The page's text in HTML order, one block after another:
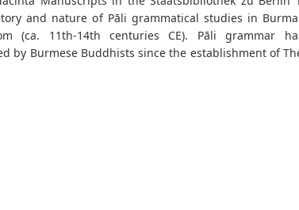
and nature of Pāli grammatical studies in
(ca. 11th-14th centuries CE). Pāli grammar
by Burmese Buddhists since the establishment of